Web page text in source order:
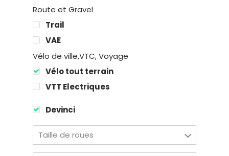
Route et Gravel
Trail
VAE
Vélo de ville,VTC, Voyage
Vélo tout terrain
VTT Electriques
Devinci
Taille de roues